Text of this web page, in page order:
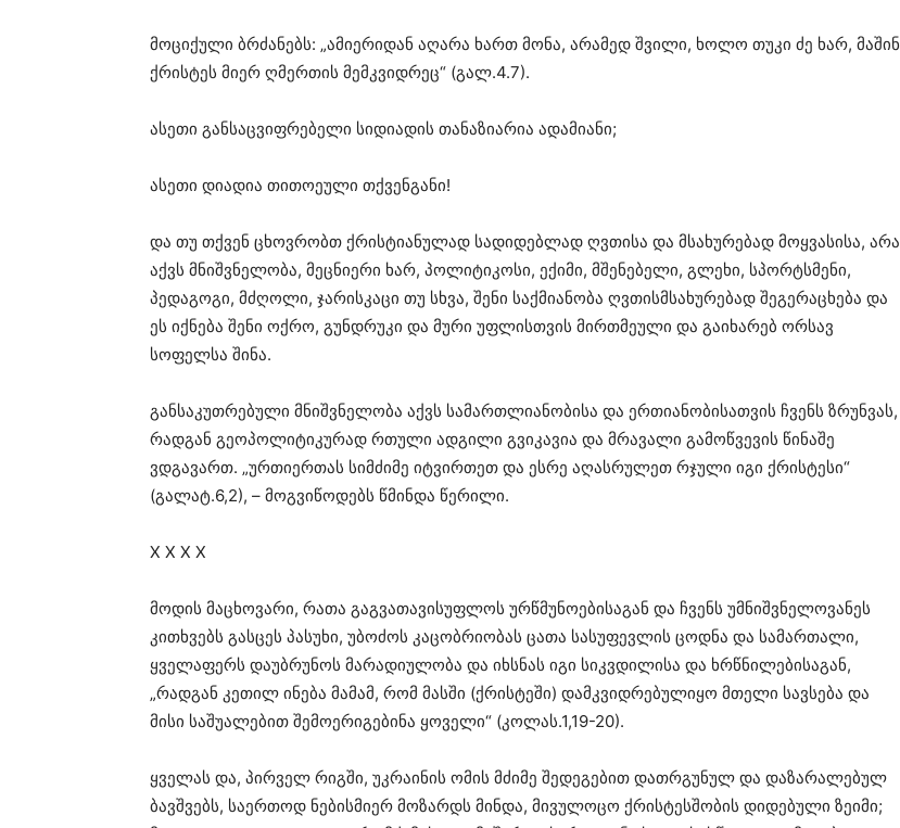
მოციქული ბრძანებს: „ამიერიდან აღარა ხართ მონა, არამედ შვილი, ხოლო თუკი ძე ხარ, მაშინ
ქრისტეს მიერ ღმერთის მემკვიდრეც“ (გალ.4.7).
ასეთი განსაცვიფრებელი სიდიადის თანაზიარია ადამიანი;
ასეთი დიადია თითოეული თქვენგანი!
და თუ თქვენ ცხოვრობთ ქრისტიანულად სადიდებლად ღვთისა და მსახურებად მოყვასისა, არა
აქვს მნიშვნელობა, მეცნიერი ხარ, პოლიტიკოსი, ექიმი, მშენებელი, გლეხი, სპორტსმენი,
პედაგოგი, მძღოლი, ჯარისკაცი თუ სხვა, შენი საქმიანობა ღვთისმსახურებად შეგერაცხება და
ეს იქნება შენი ოქრო, გუნდრუკი და მური უფლისთვის მირთმეული და გაიხარებ ორსავ
სოფელსა შინა.
განსაკუთრებული მნიშვნელობა აქვს სამართლიანობისა და ერთიანობისათვის ჩვენს ზრუნვას,
რადგან გეოპოლიტიკურად რთული ადგილი გვიკავია და მრავალი გამოწვევის წინაშე
ვდგავართ. „ურთიერთას სიმძიმე იტვირთეთ და ესრე აღასრულეთ რჯული იგი ქრისტესი“
(გალატ.6,2), – მოგვიწოდებს წმინდა წერილი.
X X X X
მოდის მაცხოვარი, რათა გაგვათავისუფლოს ურწმუნოებისაგან და ჩვენს უმნიშვნელოვანეს
კითხვებს გასცეს პასუხი, უბოძოს კაცობრიობას ცათა სასუფევლის ცოდნა და სამართალი,
ყველაფერს დაუბრუნოს მარადიულობა და იხსნას იგი სიკვდილისა და ხრწნილებისაგან,
„რადგან კეთილ ინება მამამ, რომ მასში (ქრისტეში) დამკვიდრებულიყო მთელი სავსება და
მისი საშუალებით შემოერიგებინა ყოველი“ (კოლას.1,19-20).
ყველას და, პირველ რიგში, უკრაინის ომის მძიმე შედეგებით დათრგუნულ და დაზარალებულ
ბავშვებს, საერთოდ ნებისმიერ მოზარდს მინდა, მივულოცო ქრისტესშობის დიდებული ზეიმი;